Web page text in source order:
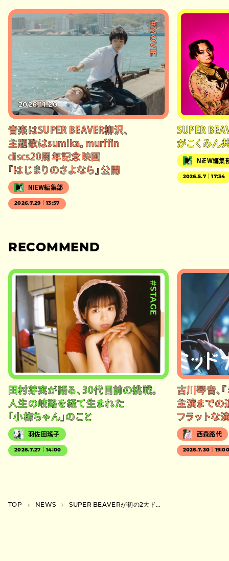
#MOVIE
2026.11.20
音楽はSUPER BEAVER柳沢、
主題歌はsumika。murffin
discs20周年記念映画
『はじまりのさよなら』公開
NiEW編集部
2026.7.29｜13:57
SUPER
がこくみん
NiEW編集
2026.5.7｜17:34
RECOMMEND
#STAGE
田村芽実が語る、30代目前の挑戦。
人生の岐路を経て生まれた
「小梅ちゃん」のこと
羽佐田瑤子
2026.7.27｜14:00
古川琴音、
主演までの
フラットな
西森路代
2026.7.30｜
TOP NEWS SUPER BEAVERが初の2大ドームツアー開催、京セラと東京ドームで2daysずつ